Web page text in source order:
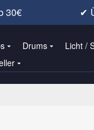
30€ ✔
Drums
Licht /